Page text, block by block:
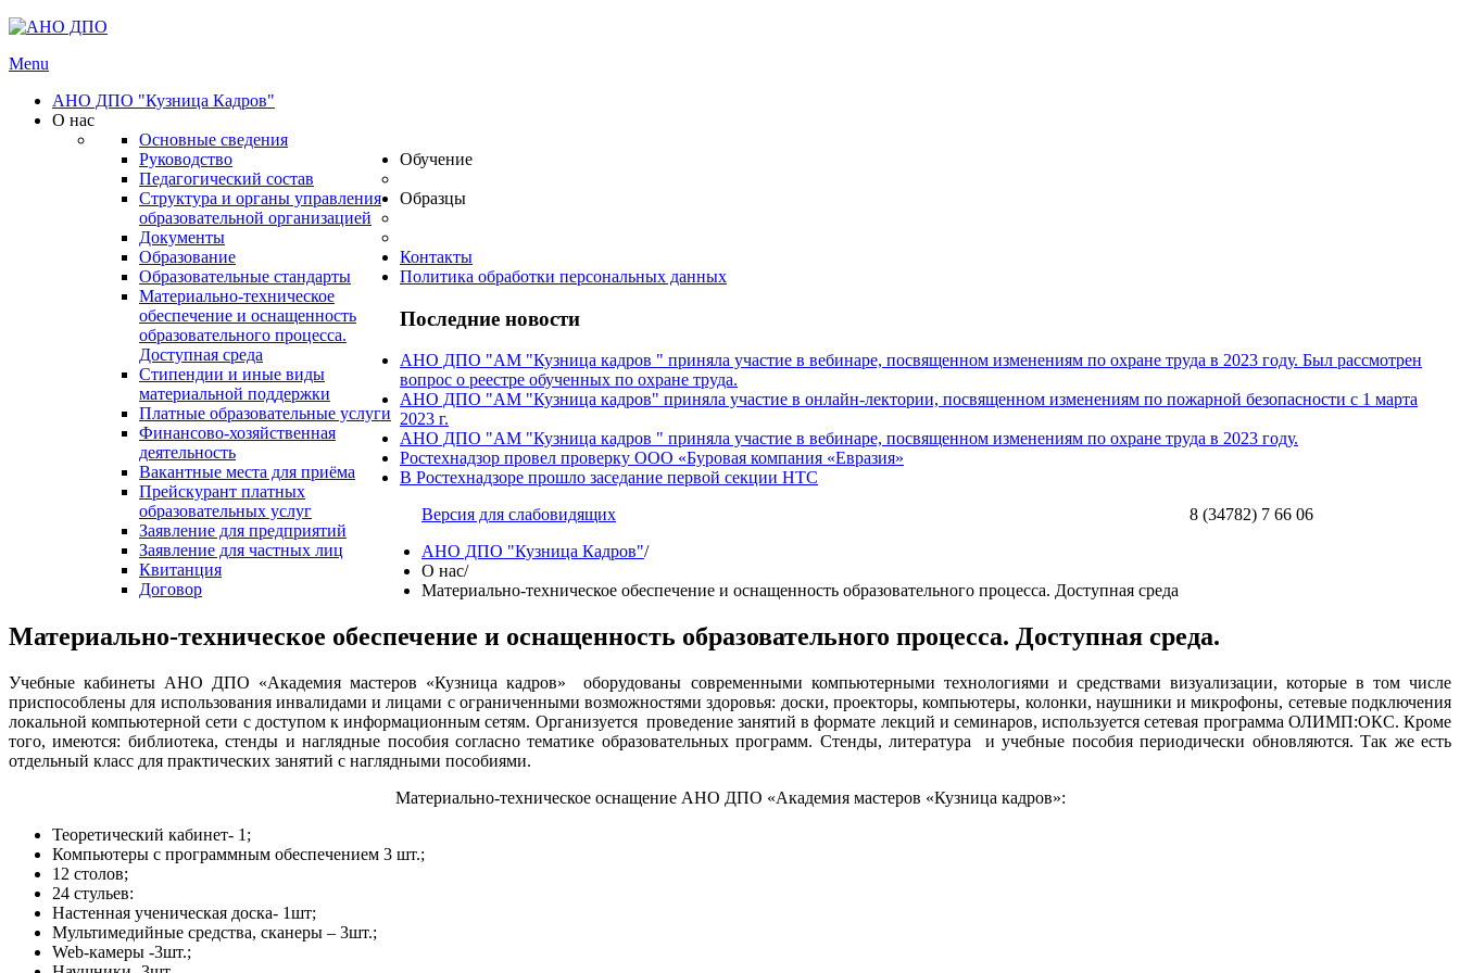
Menu
АНО ДПО "Кузница Кадров"
О нас
Основные сведения
Руководство
Педагогический состав
Структура и органы управления
образовательной организацией
Документы
Образование
Образовательные стандарты
Материально-техническое
обеспечение и оснащенность
образовательного процесса.
Доступная среда
Стипендии и иные виды
материальной поддержки
Платные образовательные услуги
Финансово-хозяйственная
деятельность
Вакантные места для приёма
Обучение
Прейскурант платных
образовательных услуг
Образцы
Заявление для предприятий
Заявление для частных лиц
Квитанция
Договор
Контакты
Политика обработки персональных данных
Последние новости
АНО ДПО "АМ "Кузница кадров " приняла участие в вебинаре, посвященном изменениям по охране труда в 2023 году. Был рассмотрен
вопрос о реестре обученных по охране труда.
АНО ДПО "АМ "Кузница кадров" приняла участие в онлайн-лектории, посвященном изменениям по пожарной безопасности с 1 марта
2023 г.
АНО ДПО "АМ "Кузница кадров " приняла участие в вебинаре, посвященном изменениям по охране труда в 2023 году.
Ростехнадзор провел проверку ООО «Буровая компания «Евразия»
В Ростехнадзоре прошло заседание первой секции НТС
Версия для слабовидящих
8 (34782) 7 66 06
АНО ДПО "Кузница Кадров"/
О нас/
Материально-техническое обеспечение и оснащенность образовательного процесса. Доступная среда
Материально-техническое обеспечение и оснащенность образовательного процесса. Доступная среда.
Учебные кабинеты АНО ДПО «Академия мастеров «Кузница кадров» оборудованы современными компьютерными технологиями и средствами визуализации, которые в том числе
приспособлены для использования инвалидами и лицами с ограниченными возможностями здоровья: доски, проекторы, компьютеры, колонки, наушники и микрофоны, сетевые подключения
локальной компьютерной сети с доступом к информационным сетям. Организуется проведение занятий в формате лекций и семинаров, используется сетевая программа ОЛИМП:ОКС. Кроме
того, имеются: библиотека, стенды и наглядные пособия согласно тематике образовательных программ. Стенды, литература и учебные пособия периодически обновляются. Так же есть
отдельный класс для практических занятий с наглядными пособиями.
Материально-техническое оснащение АНО ДПО «Академия мастеров «Кузница кадров»:
Теоретический кабинет- 1;
Компьютеры с программным обеспечением 3 шт.;
12 столов;
24 стульев:
Настенная ученическая доска- 1шт;
Мультимедийные средства, сканеры – 3шт.;
Web-камеры -3шт.;